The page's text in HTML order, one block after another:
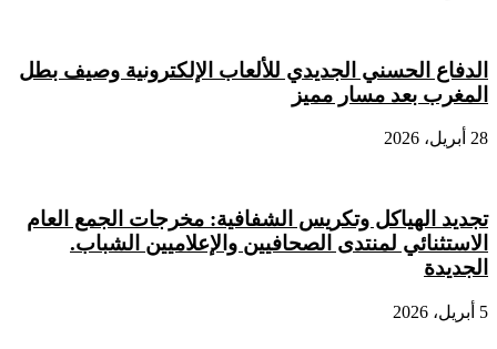
الدفاع الحسني الجديدي للألعاب الإلكترونية وصيف بطل
المغرب بعد مسار مميز
28 أبريل، 2026
تجديد الهياكل وتكريس الشفافية: مخرجات الجمع العام
الاستثنائي لمنتدى الصحافيين والإعلاميين الشباب.
الجديدة
5 أبريل، 2026